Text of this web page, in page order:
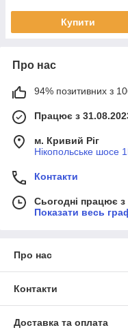
Купити
Про нас
94% позитивних з
Працює з
м. Кривий Ріг
Нікопольське шосе
Контакти
Сьогодні працює
Показати весь
Про нас
Контакти
Доставка та оплата